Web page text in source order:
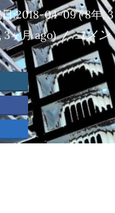
:2018-04-09( 8年, 3
ヶ月 ago) / コメン